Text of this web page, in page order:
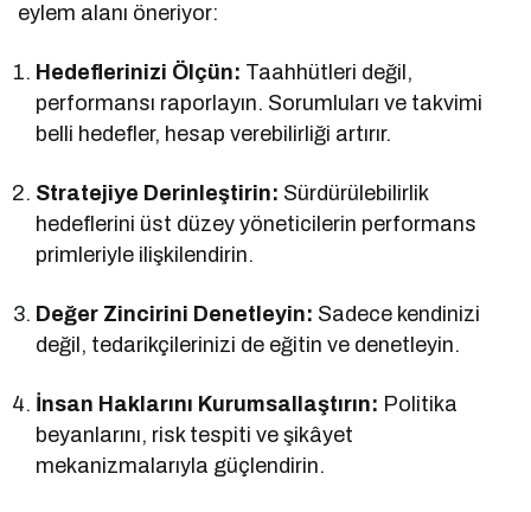
eylem alanı öneriyor:
Hedeflerinizi Ölçün: Taahhütleri değil,
performansı raporlayın. Sorumluları ve takvimi
belli hedefler, hesap verebilirliği artırır.
Stratejiye Derinleştirin: Sürdürülebilirlik
hedeflerini üst düzey yöneticilerin performans
primleriyle ilişkilendirin.
Değer Zincirini Denetleyin: Sadece kendinizi
değil, tedarikçilerinizi de eğitin ve denetleyin.
İnsan Haklarını Kurumsallaştırın: Politika
beyanlarını, risk tespiti ve şikâyet
mekanizmalarıyla güçlendirin.